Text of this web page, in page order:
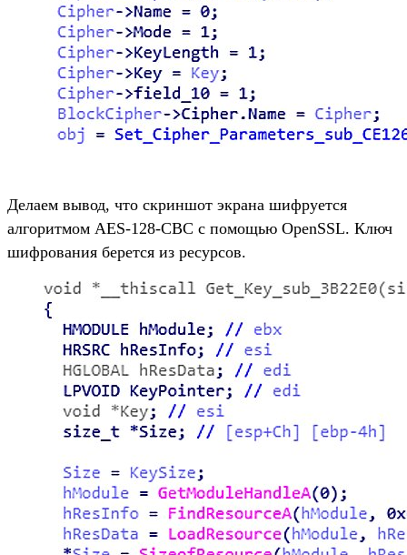
Делаем вывод, что скриншот экрана шифруется
алгоритмом AES-128-CBC с помощью OpenSSL. Ключ
шифрования берется из ресурсов.